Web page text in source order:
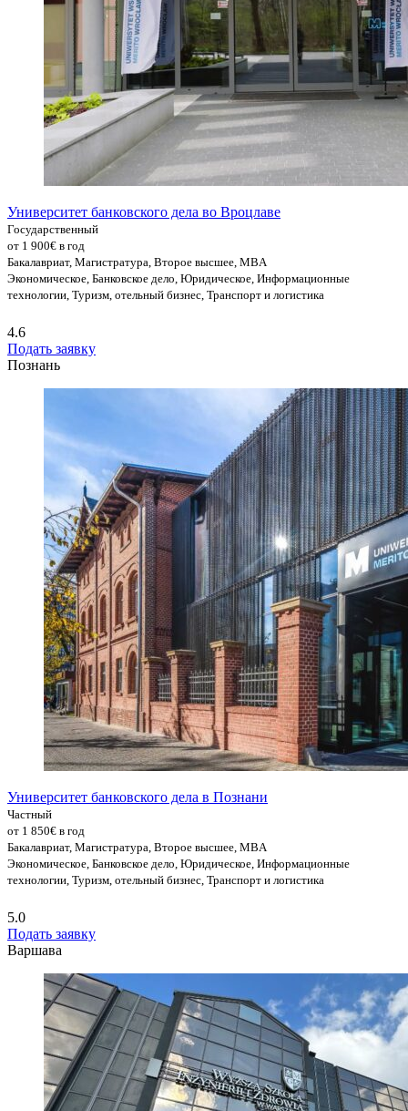
Университет банковского дела во Вроцлаве
Государственный
от 1 900€ в год
Бакалавриат, Магистратура, Второе высшее, MBA
Экономическое, Банковское дело, Юридическое, Информационные
технологии, Туризм, отельный бизнес, Транспорт и логистика
4.6
Подать заявку
Познань
Университет банковского дела в Познани
Частный
от 1 850€ в год
Бакалавриат, Магистратура, Второе высшее, MBA
Экономическое, Банковское дело, Юридическое, Информационные
технологии, Туризм, отельный бизнес, Транспорт и логистика
5.0
Подать заявку
Варшава